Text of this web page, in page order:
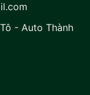
- Auto Thành